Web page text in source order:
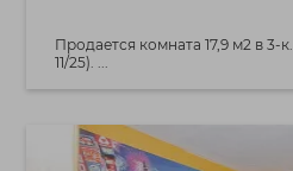
Продается комната 17,9 м2 в 3-
11/25). ...